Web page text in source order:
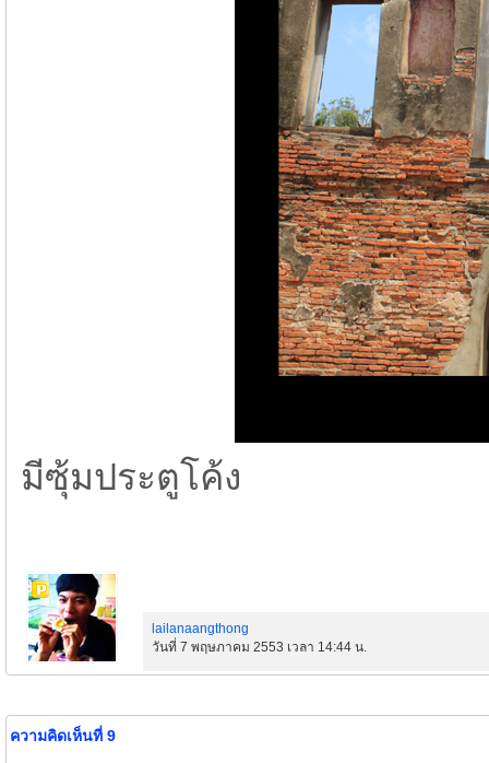
มีซุ้มประตูโค้ง
lailanaangthong
วันที่ 7 พฤษภาคม 2553 เวลา 14:44 น.
ความคิดเห็นที่ 9